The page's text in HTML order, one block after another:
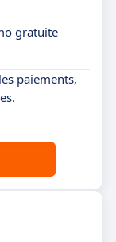
gratuite
paiements,